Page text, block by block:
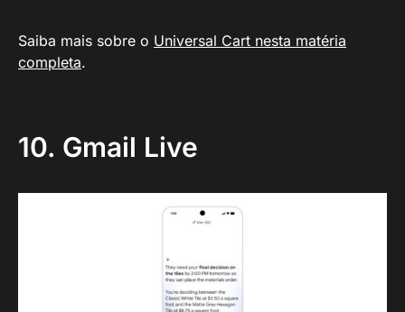
Saiba mais sobre o Universal Cart nesta matéria
completa.
10. Gmail Live